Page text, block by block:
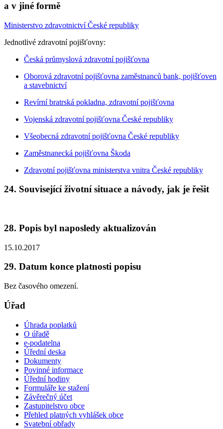
a v jiné formě
Ministerstvo zdravotnictví České republiky
Jednotlivé zdravotní pojišťovny:
Česká průmyslová zdravotní pojišťovna
Oborová zdravotní pojišťovna zaměstnanců bank, pojišťoven
a stavebnictví
Revírní bratrská pokladna, zdravotní pojišťovna
Vojenská zdravotní pojišťovna České republiky
Všeobecná zdravotní pojišťovna České republiky
Zaměstnanecká pojišťovna Škoda
Zdravotní pojišťovna ministerstva vnitra České republiky
24. Související životní situace a návody, jak je řešit
28. Popis byl naposledy aktualizován
15.10.2017
29. Datum konce platnosti popisu
Bez časového omezení.
Úřad
Úhrada poplatků
O úřadě
e-podatelna
Úřední deska
Dokumenty
Povinné informace
Úřední hodiny
Formuláře ke stažení
Závěrečný účet
Zastupitelstvo obce
Přehled platných vyhlášek obce
Svatební obřady